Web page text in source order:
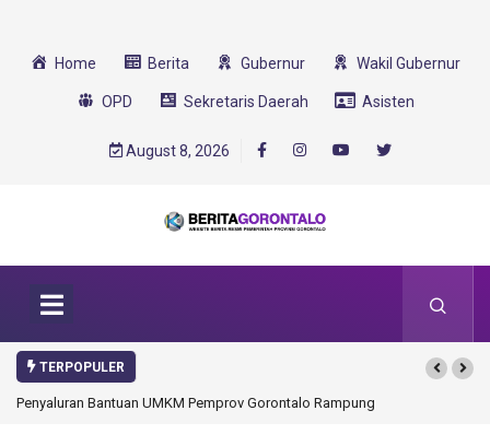
Home Berita Gubernur Wakil Gubernur
OPD Sekretaris Daerah Asisten
August 8, 2026
TERPOPULER
Penyaluran Bantuan UMKM Pemprov Gorontalo RampungGorontalo Ikut